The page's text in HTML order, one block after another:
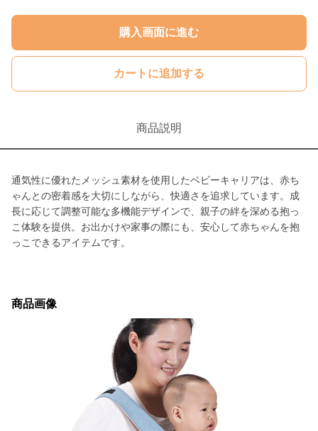
購入画面に進む
カートに追加する
商品説明
通気性に優れたメッシュ素材を使用したベビーキャリアは、赤ち
ゃんとの密着感を大切にしながら、快適さを追求しています。成
長に応じて調整可能な多機能デザインで、親子の絆を深める抱っ
こ体験を提供。お出かけや家事の際にも、安心して赤ちゃんを抱
っこできるアイテムです。
商品画像